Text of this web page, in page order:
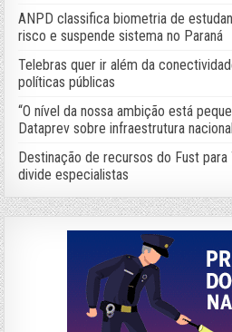
ANPD classifica biometria de
risco e suspende sistema no Paraná
Telebras quer ir além da
políticas públicas
“O nível da nossa ambição está
Dataprev sobre infraestrutura
Destinação de recursos do Fust
divide especialistas